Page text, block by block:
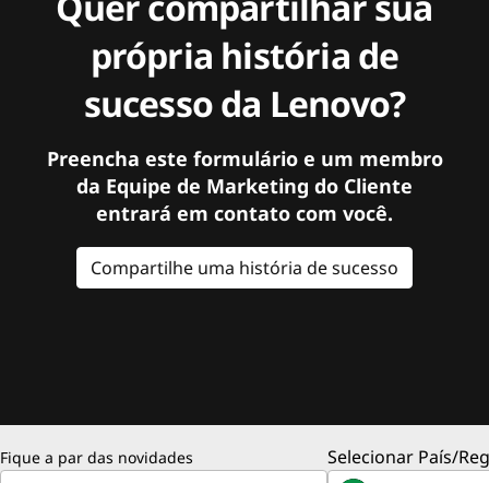
própria história de
sucesso da Lenovo?
Preencha este formulário e um membro
da Equipe de Marketing do Cliente
entrará em contato com você.
Compartilhe uma história de sucesso
Fique a par das novidades Selecionar País/